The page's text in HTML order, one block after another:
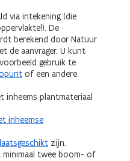
via intekening (die
De
berekend door Natuur
de aanvrager. U kunt
gebruik te
of een andere
inheems plantmateriaal
inheemse
zijn.
twee boom- of